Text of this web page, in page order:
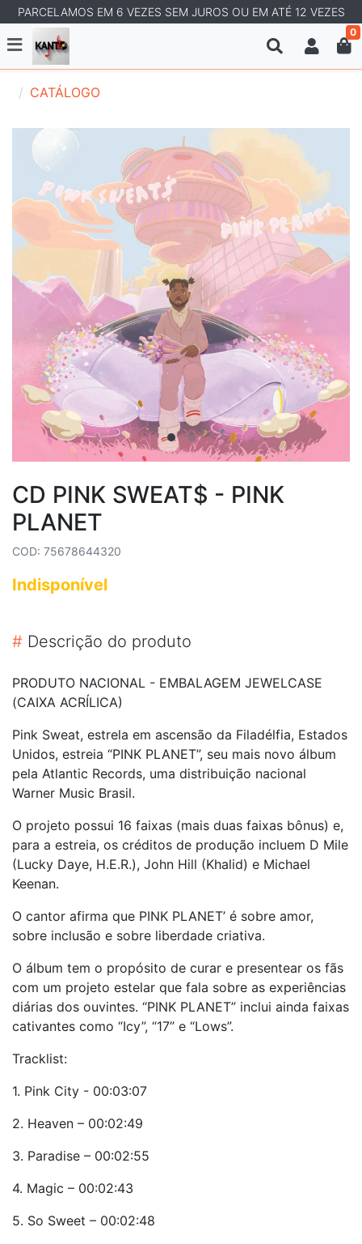
PARCELAMOS EM 6 VEZES SEM JUROS OU EM ATÉ 12 VEZES
0
CATÁLOGO
CD PINK SWEAT$ - PINK
PLANET
COD: 75678644320
Indisponível
# Descrição do produto
PRODUTO NACIONAL - EMBALAGEM JEWELCASE
(CAIXA ACRÍLICA)
Pink Sweat, estrela em ascensão da Filadélfia, Estados
Unidos, estreia “PINK PLANET”, seu mais novo álbum
pela Atlantic Records, uma distribuição nacional
Warner Music Brasil.
O projeto possui 16 faixas (mais duas faixas bônus) e,
para a estreia, os créditos de produção incluem D Mile
(Lucky Daye, H.E.R.), John Hill (Khalid) e Michael
Keenan.
O cantor afirma que PINK PLANET’ é sobre amor,
sobre inclusão e sobre liberdade criativa.
O álbum tem o propósito de curar e presentear os fãs
com um projeto estelar que fala sobre as experiências
diárias dos ouvintes. “PINK PLANET” inclui ainda faixas
cativantes como “Icy”, “17” e “Lows”.
Tracklist:
1. Pink City - 00:03:07
2. Heaven – 00:02:49
3. Paradise – 00:02:55
4. Magic – 00:02:43
5. So Sweet – 00:02:48